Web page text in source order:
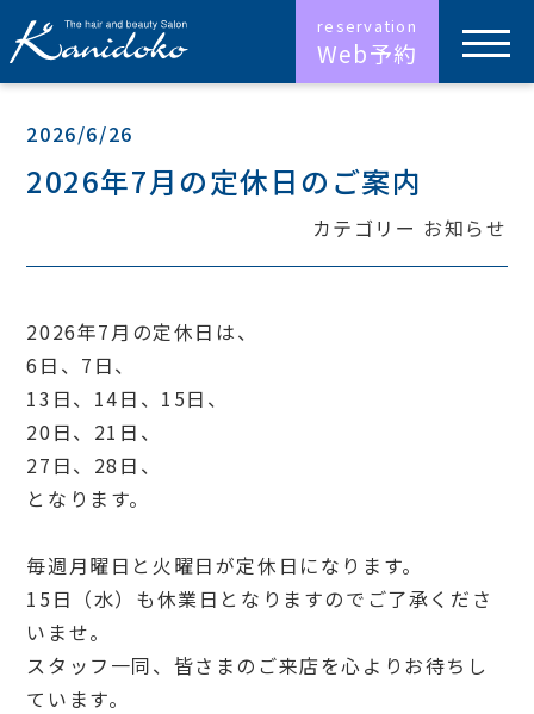
Web予約
2026/6/26
2026年7月の定休日のご案内
カテゴリー お知らせ
2026年7月の定休日は、
6日、7日、
13日、14日、15日、
20日、21日、
27日、28日、
となります。
毎週月曜日と火曜日が定休日になります。
15日（水）も休業日となりますのでご了承くださ
いませ。
スタッフ一同、皆さまのご来店を心よりお待ちし
ています。